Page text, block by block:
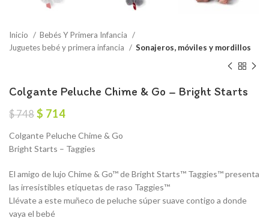
Inicio
Bebés Y Primera Infancia
Juguetes bebé y primera infancia
Sonajeros, móviles y mordillos
Colgante Peluche Chime & Go – Bright Starts
$748 El
original
era:
$ 714El
actual
es:
Colgante Peluche Chime & Go
Bright Starts – Taggies
El amigo de lujo Chime & Go™ de Bright Starts™ Taggies™ presenta
las irresistibles etiquetas de raso Taggies™
Llévate a este muñeco de peluche súper suave contigo a donde
vaya el bebé